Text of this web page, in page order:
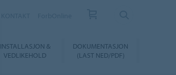
INSTALLASJON &
VEDLIKEHOLD
DOKUMENTASJON
(LAST NED/PDF)